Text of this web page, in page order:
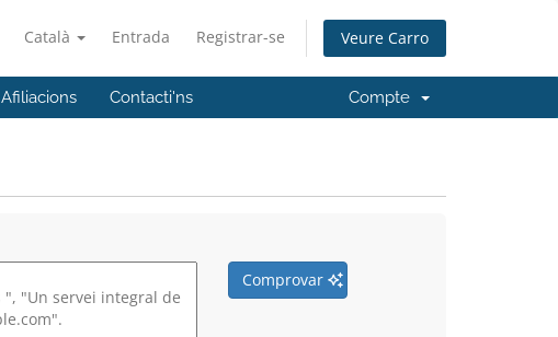
Català Entrada Registrar-se Veure Carro
Afiliacions Contacti'ns Compte
Comprovar